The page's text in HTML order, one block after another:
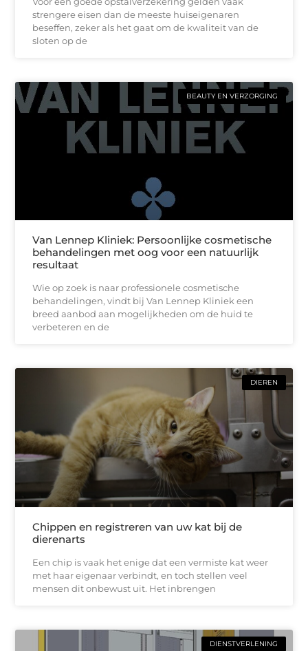
strengere eisen dan de meeste huiseigenaren
beseffen, zeker als het gaat om de kwaliteit van de
sloten op de
BEAUTY EN VERZORGING
Van Lennep Kliniek: Persoonlijke cosmetische
behandelingen met oog voor een natuurlijk
resultaat
Wie op zoek is naar professionele cosmetische
behandelingen, vindt bij Van Lennep Kliniek een
breed aanbod aan mogelijkheden om de huid te
verbeteren en de
DIEREN
Chippen en registreren van uw kat bij de
dierenarts
Een chip is vaak het enige dat een vermiste kat weer
met haar eigenaar verbindt, en toch stellen veel
mensen dit onbewust uit. Het inbrengen
DIENSTVERLENING